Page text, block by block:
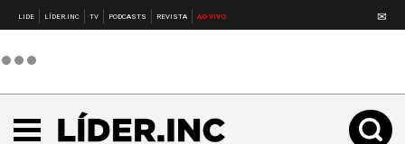
LIDE LÍDER.INC TV PODCASTS REVISTA AO VIVO ✉